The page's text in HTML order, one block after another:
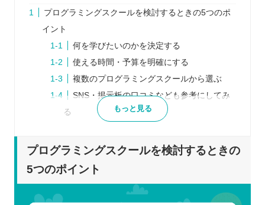
プログラミングスクールを検討するときの5つのポ
イント
何を学びたいのかを決定する
使える時間・予算を明確にする
複数のプログラミングスクールから選ぶ
SNS・掲示板の口コミなども参考にしてみ
る
する
通学・オンラインの特性を把握する
もっと見る
プログラミングスクールを検討するときの
5つのポイント